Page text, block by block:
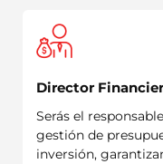
Director
Serás el
gestión de
inversión,